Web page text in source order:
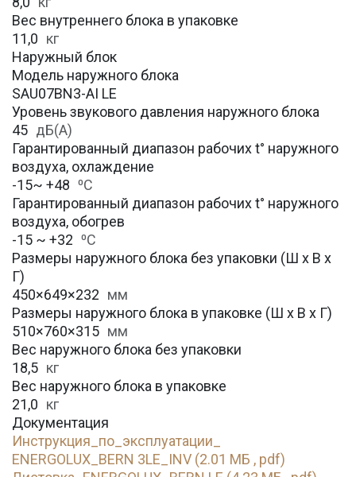
Вес внутреннего блока в упаковке
11,0 кг
Наружный блок
Модель наружного блока
SAU07BN3-AI LE
Уровень звукового давления наружного блока
45 дБ(А)
Гарантированный диапазон рабочих t° наружного
воздуха, охлаждение
-15~ +48 ⁰С
Гарантированный диапазон рабочих t° наружного
воздуха, обогрев
-15 ~ +32 ⁰С
Размеры наружного блока без упаковки (Ш х В х
Г)
450×649×232 мм
Размеры наружного блока в упаковке (Ш х В х Г)
510×760×315 мм
Вес наружного блока без упаковки
18,5 кг
Вес наружного блока в упаковке
21,0 кг
Документация
Инструкция_по_эксплуатации_
ENERGOLUX_BERN 3LE_INV (2.01 МБ , pdf)